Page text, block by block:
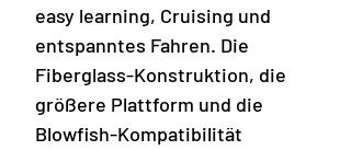
easy learning, Cruising und
entspanntes Fahren. Die
Fiberglass-Konstruktion, die
größere Plattform und die
Blowfish-Kompatibilität